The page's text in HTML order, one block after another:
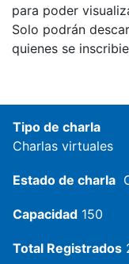
para poder
Solo podrán
quienes se
Tipo de charla
Charlas virtuales
Estado de charla
Capacidad 150
Total Registrados